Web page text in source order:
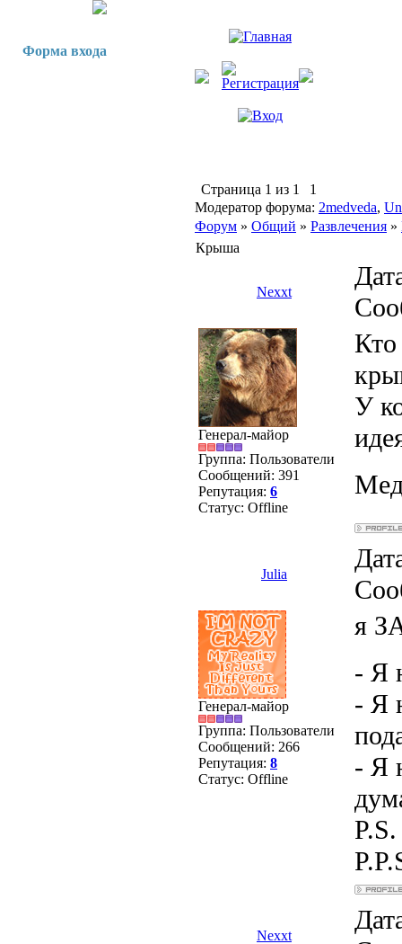
Форма входа
Страница 1 из 1
1
Модератор форума: 2medveda,
Форум » Общий » Развлечения »
Крыша
Nexxt
Генерал-майор
Группа: Пользователи
Сообщений: 391
Репутация: 6
Статус: Offline
Кто
У
Julia
Генерал-майор
Группа: Пользователи
Сообщений: 266
Репутация: 8
Статус: Offline
я
- Я
- Я
- Я
Nexxt